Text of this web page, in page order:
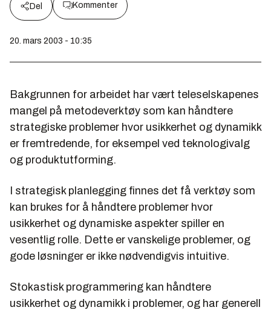
Del Kommenter
20. mars 2003 - 10:35
Bakgrunnen for arbeidet har vært teleselskapenes
mangel på metodeverktøy som kan håndtere
strategiske problemer hvor usikkerhet og dynamikk
er fremtredende, for eksempel ved teknologivalg
og produktutforming.
I strategisk planlegging finnes det få verktøy som
kan brukes for å håndtere problemer hvor
usikkerhet og dynamiske aspekter spiller en
vesentlig rolle. Dette er vanskelige problemer, og
gode løsninger er ikke nødvendigvis intuitive.
Stokastisk programmering kan håndtere
usikkerhet og dynamikk i problemer, og har generell